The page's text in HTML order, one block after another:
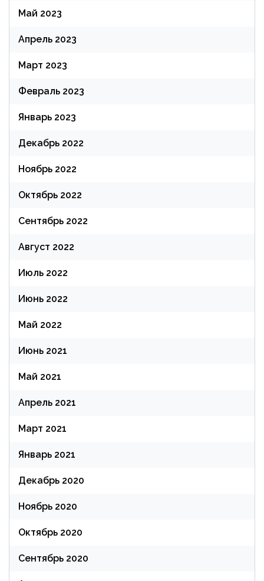
Май 2023
Апрель 2023
Март 2023
Февраль 2023
Январь 2023
Декабрь 2022
Ноябрь 2022
Октябрь 2022
Сентябрь 2022
Август 2022
Июль 2022
Июнь 2022
Май 2022
Июнь 2021
Май 2021
Апрель 2021
Март 2021
Январь 2021
Декабрь 2020
Ноябрь 2020
Октябрь 2020
Сентябрь 2020